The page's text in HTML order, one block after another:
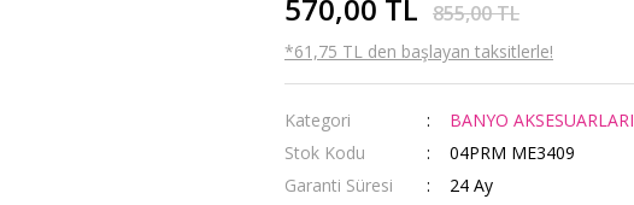
570,00 TL 855,00 TL
*61,75 TL den başlayan taksitlerle!
Kategori BANYO AKSESUARLARI
Stok Kodu
04PRM ME3409
Garanti Süresi
24 Ay